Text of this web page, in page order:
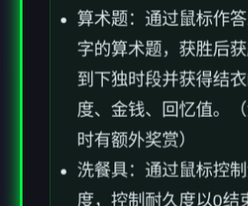
算术题：通过鼠标作
字的算术题，获胜后
到下独时段并获得结
度、金钱、回忆值。
时有额外奖赏）
洗餐具：通过鼠标控
度，控制耐久度以0结